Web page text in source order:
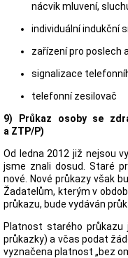
nácvik mluvení,
individuální indukční
zařízení pro poslech
signalizace
telefonní zesilovač
9) Průkaz osoby se
a ZTP/P)
Od ledna 2012 již nejsou
jsme znali dosud. Staré
nové. Nové průkazy však
Žadatelům, kterým v
průkazu, bude vydáván
Platnost starého
průkazky) a včas podat
vyznačena platnost „bez